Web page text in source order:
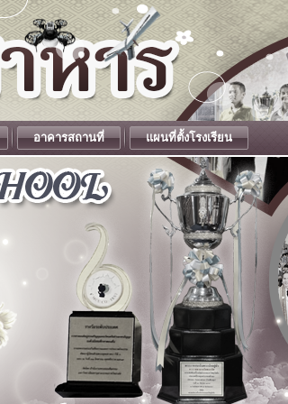
อาคารสถานที่ แผนที่ตั้งโรงเรียน